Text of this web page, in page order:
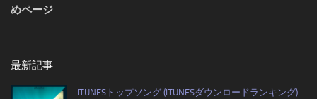
めページ
最新記事
ITUNESトップソング (ITUNESダウンロードランキング)